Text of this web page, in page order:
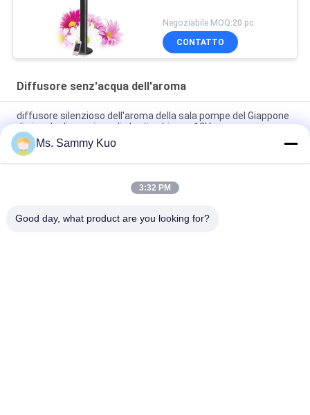
Negoziabile MOQ:20 pc
CONTATTO
Diffusore senz'acqua dell'aroma
diffusore silenzioso dell'aroma della sala pompe del Giappone
di piccola dimensione di plastica bianca 12V
6W telecomandato DC12V POM Nozzle Scent Diffuser
Machine
Diffusore elettrico portatile rosso dell'aroma della stanza
Ms. Sammy Kuo
3:32 PM
Good day, what product are you looking for?